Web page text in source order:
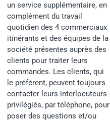
un service supplémentaire, en
complément du travail
quotidien des 4 commerciaux
itinérants et des équipes de la
société présentes auprès des
clients pour traiter leurs
commandes. Les clients, qui
le préfèrent, peuvent toujours
contacter leurs interlocuteurs
privilégiés, par téléphone, pour
poser des questions et/ou